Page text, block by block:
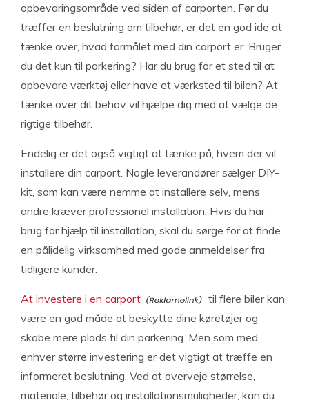
opbevaringsområde ved siden af carporten. Før du
træffer en beslutning om tilbehør, er det en god ide at
tænke over, hvad formålet med din carport er. Bruger
du det kun til parkering? Har du brug for et sted til at
opbevare værktøj eller have et værksted til bilen? At
tænke over dit behov vil hjælpe dig med at vælge de
rigtige tilbehør.
Endelig er det også vigtigt at tænke på, hvem der vil
installere din carport. Nogle leverandører sælger DIY-
kit, som kan være nemme at installere selv, mens
andre kræver professionel installation. Hvis du har
brug for hjælp til installation, skal du sørge for at finde
en pålidelig virksomhed med gode anmeldelser fra
tidligere kunder.
At investere i en carport
til flere biler kan
være en god måde at beskytte dine køretøjer og
skabe mere plads til din parkering. Men som med
enhver større investering er det vigtigt at træffe en
informeret beslutning. Ved at overveje størrelse,
materiale, tilbehør og installationsmuligheder, kan du